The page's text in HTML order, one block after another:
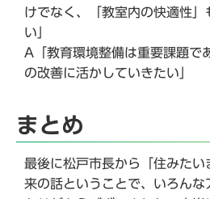
けでなく、「教室内の快適性」
い」
A「教育環境整備は重要課題で
の改善に活かしていきたい」
まとめ
最後に松戸市長から「住みた
来の話ということで、いろんな